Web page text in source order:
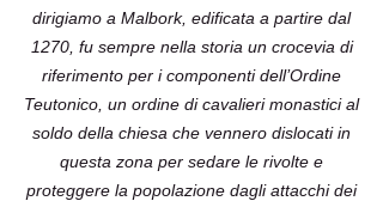
dirigiamo a Malbork, edificata a partire dal
1270, fu sempre nella storia un crocevia di
riferimento per i componenti dell’Ordine
Teutonico, un ordine di cavalieri monastici al
soldo della chiesa che vennero dislocati in
questa zona per sedare le rivolte e
proteggere la popolazione dagli attacchi dei